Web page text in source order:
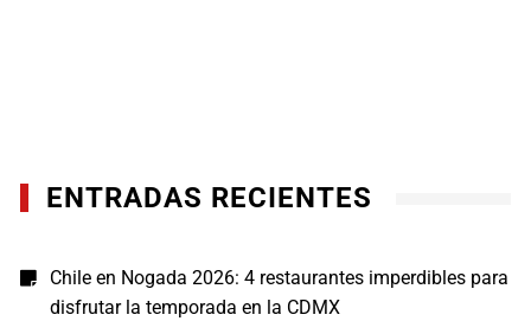
ENTRADAS RECIENTES
Chile en Nogada 2026: 4 restaurantes imperdibles para
disfrutar la temporada en la CDMX